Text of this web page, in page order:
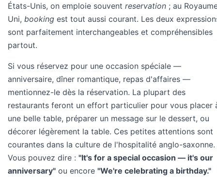
États-Unis, on emploie souvent reservation ; au
Uni, booking est tout aussi courant. Les deux
sont parfaitement interchangeables et compréhensibles
partout.
Si vous réservez pour une occasion spéciale —
anniversaire, dîner romantique, repas d'affaires —
mentionnez-le dès la réservation. La plupart des
restaurants feront un effort particulier pour vous placer
une belle table, préparer un message sur le dessert, ou
décorer légèrement la table. Ces petites attentions sont
courantes dans la culture de l'hospitalité anglo-saxonne.
Vous pouvez dire : "It's for a special occasion — it's our
anniversary" ou encore "We're celebrating a birthday."